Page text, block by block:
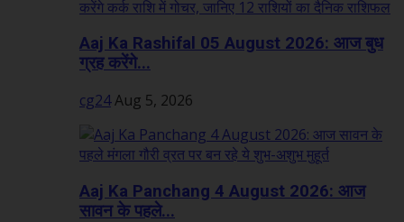
Aaj Ka Rashifal 05 August 2026: आज बुध
ग्रह करेंगे...
cg24Aug 5, 2026
Aaj Ka Panchang 4 August 2026: आज
सावन के पहले...